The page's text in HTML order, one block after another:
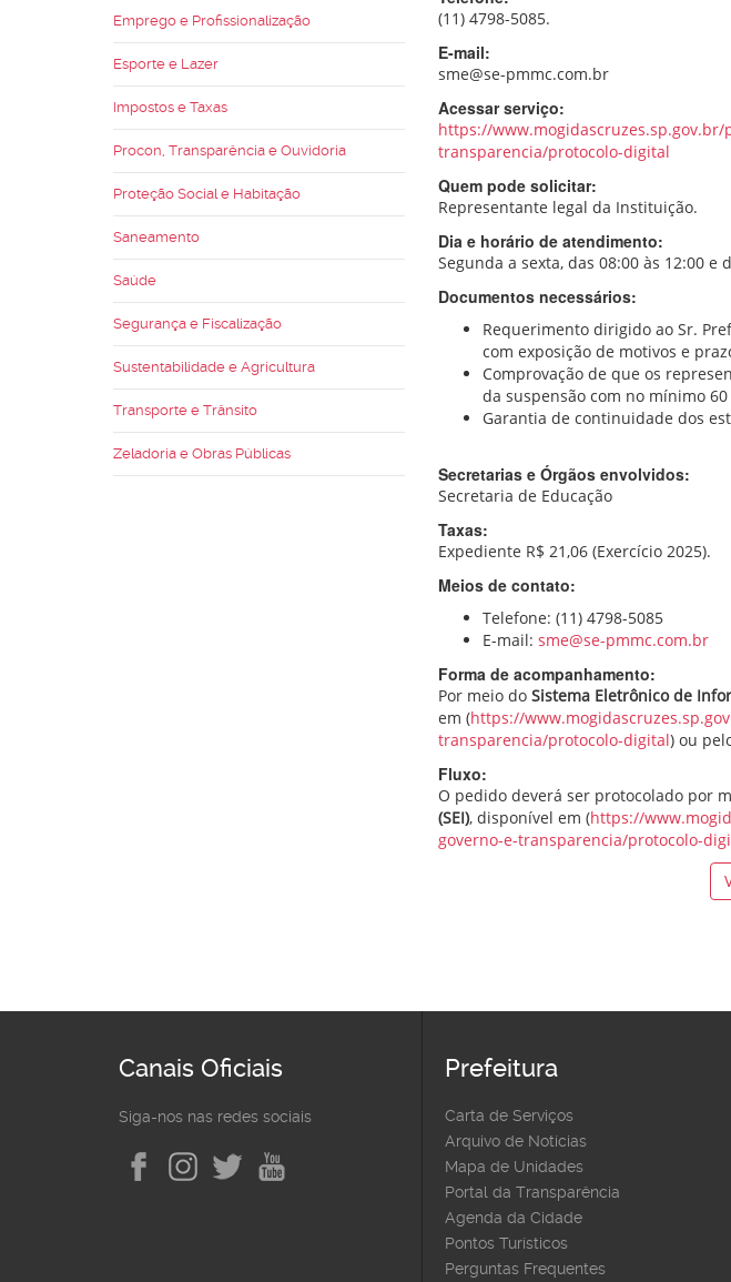
Emprego e Profissionalização
Esporte e Lazer
Impostos e Taxas
Procon, Transparência e Ouvidoria
Proteção Social e Habitação
Saneamento
Saúde
Segurança e Fiscalização
Sustentabilidade e Agricultura
Transporte e Trânsito
Zeladoria e Obras Públicas
(11) 4798-5085.
E-mail:
sme@se-pmmc.com.br
Acessar serviço:
https://
transparencia/protocolo-digital
Quem pode solicitar:
Representante legal da Instituição.
Dia e horário de atendimento:
Segunda a sexta, das 08:00 às 12:00 e
Documentos necessários:
Requerimento dirigido ao Sr.
com exposição de motivos e
Comprovação de que os
da suspensão com no mínimo 60
Garantia de continuidade dos
Secretarias e Órgãos envolvidos:
Secretaria de Educação
Taxas:
Expediente R$ 21,06 (Exercício 2025).
Meios de contato:
Telefone: (11) 4798-5085
E-mail: sme@se-pmmc.com.br
Forma de acompanhamento:
Por meio do Sistema Eletrônico de
em (https://
transparencia/protocolo-digital) ou
Fluxo:
O pedido deverá ser protocolado por
(SEI), disponível em (https://
governo-e-transparencia/protocolo-
Canais Oficiais
Siga-nos nas redes sociais
Prefeitura
Carta de Serviços
Arquivo de Notícias
Mapa de Unidades
Portal da Transparência
Agenda da Cidade
Pontos Turísticos
Perguntas Frequentes